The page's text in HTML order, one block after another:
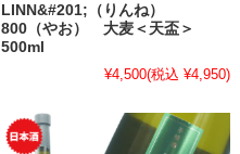
LINN&#201;（りんね）
800（やお） 大麦＜天盃＞
500ml
¥4,500(税込 ¥4,950)